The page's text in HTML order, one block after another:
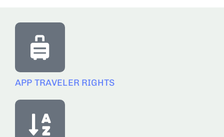
APP TRAVELER RIGHTS